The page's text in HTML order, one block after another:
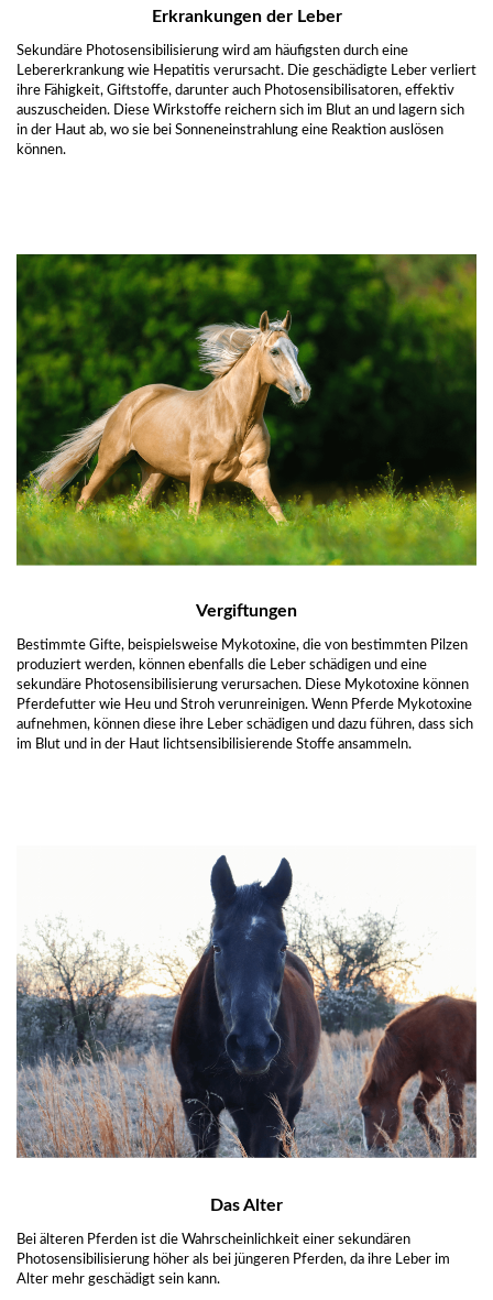
Erkrankungen der Leber
Sekundäre Photosensibilisierung wird am häufigsten durch eine
Lebererkrankung wie Hepatitis verursacht. Die geschädigte Leber verliert
ihre Fähigkeit, Giftstoffe, darunter auch Photosensibilisatoren, effektiv
auszuscheiden. Diese Wirkstoffe reichern sich im Blut an und lagern sich
in der Haut ab, wo sie bei Sonneneinstrahlung eine Reaktion auslösen
können.
Vergiftungen
Bestimmte Gifte, beispielsweise Mykotoxine, die von bestimmten Pilzen
produziert werden, können ebenfalls die Leber schädigen und eine
sekundäre Photosensibilisierung verursachen. Diese Mykotoxine können
Pferdefutter wie Heu und Stroh verunreinigen. Wenn Pferde Mykotoxine
aufnehmen, können diese ihre Leber schädigen und dazu führen, dass sich
im Blut und in der Haut lichtsensibilisierende Stoffe ansammeln.
Das Alter
Bei älteren Pferden ist die Wahrscheinlichkeit einer sekundären
Photosensibilisierung höher als bei jüngeren Pferden, da ihre Leber im
Alter mehr geschädigt sein kann.